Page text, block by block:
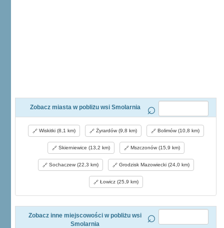
Zobacz miasta w pobliżu wsi Smolarnia
Wiskitki (8,1 km) Żyrardów (9,8 km) Bolimów (10,8 km)
Skierniewice (13,2 km) Mszczonów (15,9 km)
Sochaczew (22,3 km) Grodzisk Mazowiecki (24,0 km)
Łowicz (25,9 km)
Zobacz inne miejscowości w pobliżu wsi
Smolarnia